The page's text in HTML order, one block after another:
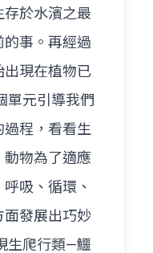
於水濱之最
事。再經過
出現在植物已
單元引導我們
程，看看生
物為了適應
吸、循環、
面發展出巧妙
生爬行類—鱷